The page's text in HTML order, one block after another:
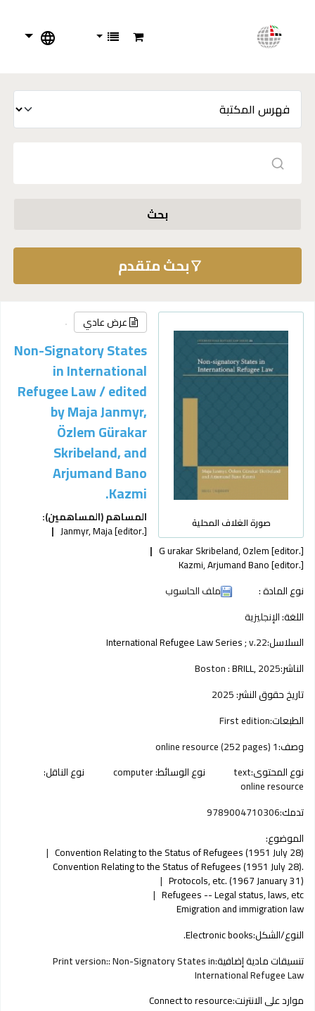
بحث
بحث متقدم
صورة الغلاف المحلية
عرض عادي
Non-Signatory States
in International
Refugee Law /edited
by Maja Janmyr,
Özlem Gürakar
Skribeland, and
Arjumand Bano
Kazmi.
المساهم (المساهمين):
Janmyr, Maja[editor.]
G urakar Skribeland, Ozlem[editor.]
Kazmi, Arjumand Bano[editor.]
نوع المادة :
ملف الحاسوب
اللغة:الإنجليزية
السلاسل:
International Refugee Law Series; v.22
الناشر:
Boston :BRILL,2025
تاريخ حقوق النشر:
الطبعات:First edition
وصف:1 online resource (252 pages)
نوع المحتوى:text نوع الوسائط:computer نوع الناقل:
online resource
تدمك:9789004710306
الموضوع:
Convention Relating to the Status of Refugees (1951 July 28)
Convention Relating to the Status of Refugees (1951 July 28).
Protocols, etc. (1967 January 31)
Refugees -- Legal status, laws, etc
Emigration and immigration law
النوع/الشكل:Electronic books.
تنسيقات مادية إضافية:Print version:: Non-Signatory States in
International Refugee Law
موارد على الانترنت:Connect to resource